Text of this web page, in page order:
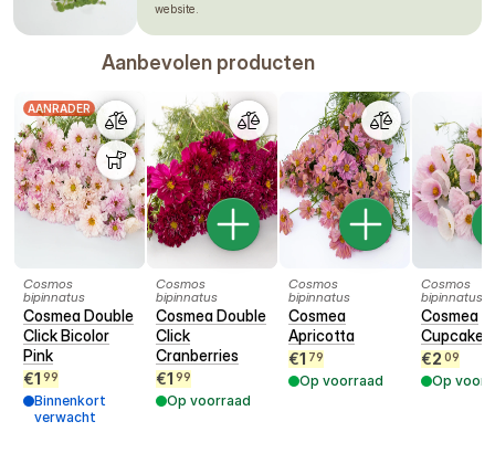
odstraňovat odkvetlé květy – čím více ji
budete stříhat, tím více nových poupat
nasadí až do prvních podzimních
De verstrekte informatie is gebaseerd op onze
ervaring; gebruik deze slechts als richtlijn. Tijden
kunnen variëren afhankelijk van het seizoen,
klimaat, locatie, zaai- en verplantdata en mogelijk
ook de omstandigheden in de kas. Wij raden altijd
aan om te testen hoe de plant onder uw eigen
omstandigheden presteert. Beschouw dit niet als een
garantie.
website.
Aanbevolen producten
AANRADER
Cosmos
bipinnatus
Cosmea Double
Click Bicolor
Pink
€1 99
Binnenkort
verwacht
Cosmos
bipinnatus
Cosmea Double
Click
Cranberries
€1 99
Op voorraad
Cosmos
bipinnatus
Cosmea
Apricotta
€1 79
Op voorraad
Cosmos
bipinnatus
Cosmea
Cupcakes
€2 09
Op